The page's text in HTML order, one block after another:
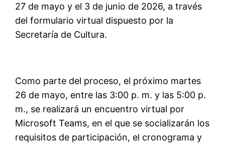
27 de mayo y el 3 de junio de 2026, a través
del formulario virtual dispuesto por la
Secretaría de Cultura.
Como parte del proceso, el próximo martes
26 de mayo, entre las 3:00 p. m. y las 5:00 p.
m., se realizará un encuentro virtual por
MicrosoftTeams, en el que se socializarán los
requisitos de participación, el cronograma y